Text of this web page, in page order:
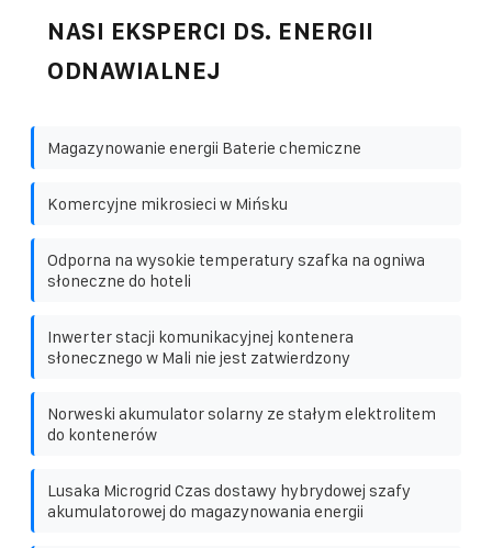
NASI EKSPERCI DS. ENERGII
ODNAWIALNEJ
Magazynowanie energii Baterie chemiczne
Komercyjne mikrosieci w Mińsku
Odporna na wysokie temperatury szafka na ogniwa
słoneczne do hoteli
Inwerter stacji komunikacyjnej kontenera
słonecznego w Mali nie jest zatwierdzony
Norweski akumulator solarny ze stałym elektrolitem
do kontenerów
Lusaka Microgrid Czas dostawy hybrydowej szafy
akumulatorowej do magazynowania energii